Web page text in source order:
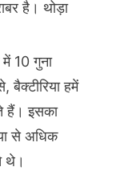
है। थोड़ा
10 गुना
बैक्टीरिया हमें
हैं। इसका
से अधिक
थे।